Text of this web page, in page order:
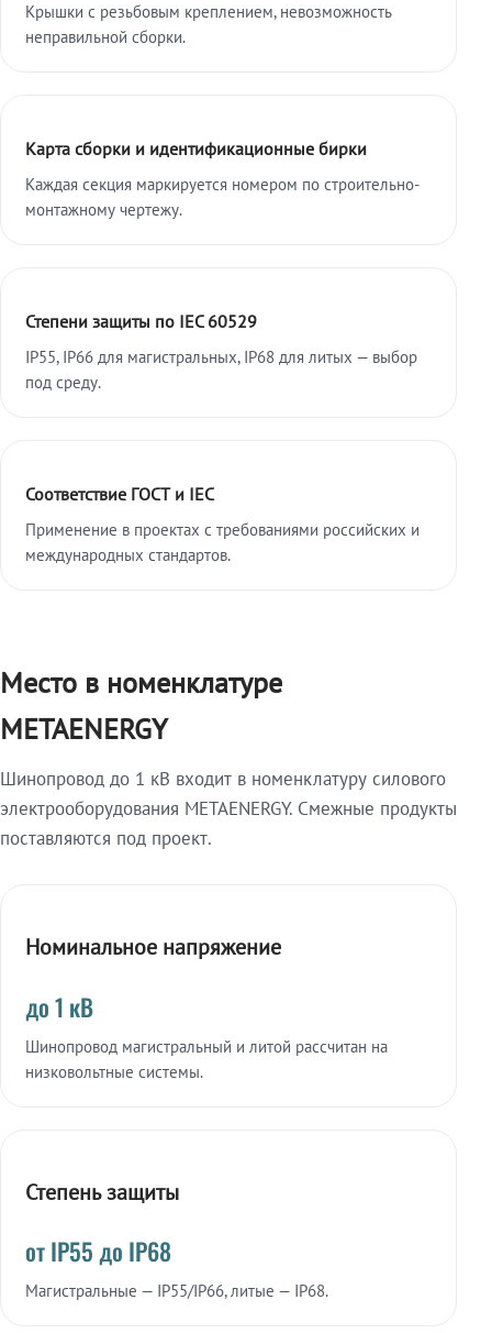
Крышки с резьбовым креплением, невозможность
неправильной сборки.
Карта сборки и идентификационные бирки
Каждая секция маркируется номером по строительно-
монтажному чертежу.
Степени защиты по IEC 60529
IP55, IP66 для магистральных, IP68 для литых — выбор
под среду.
Соответствие ГОСТ и IEC
Применение в проектах с требованиями российских и
международных стандартов.
Место в номенклатуре
METAENERGY
Шинопровод до 1 кВ входит в номенклатуру силового
электрооборудования METAENERGY. Смежные продукты
поставляются под проект.
Номинальное напряжение
до 1 кВ
Шинопровод магистральный и литой рассчитан на
низковольтные системы.
Степень защиты
от IP55 до IP68
Магистральные — IP55/IP66, литые — IP68.